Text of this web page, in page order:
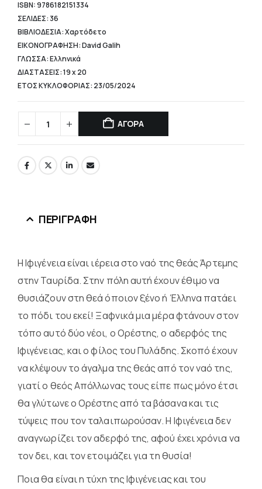
8,50 €.
ISBN: 9786182151334
ΣΕΛΙΔΕΣ: 36
ΒΙΒΛΙΟΔΕΣΙΑ: Χαρτόδετο
ΕΙΚΟΝΟΓΡΑΦΗΣΗ: David Galih
ΓΛΩΣΣΑ: Ελληνικά
ΔΙΑΣΤΑΣΕΙΣ: 19 x 20
ΕΤΟΣ ΚΥΚΛΟΦΟΡΙΑΣ: 23/05/2024
ΑΓΟΡΑ
ΠΕΡΙΓΡΑΦΉ
Η Ιφιγένεια είναι ιέρεια στο ναό της θεάς Άρτεμης
στην Ταυρίδα. Στην πόλη αυτή έχουν έθιμο να
θυσιάζουν στη θεά όποιον ξένο ή Έλληνα πατάει
το πόδι του εκεί! Ξαφνικά μια μέρα φτάνουν στον
τόπο αυτό δύο νέοι, ο Ορέστης, ο αδερφός της
Ιφιγένειας, και ο φίλος του Πυλάδης. Σκοπό έχουν
να κλέψουν το άγαλμα της θεάς από τον ναό της,
γιατί ο θεός Απόλλωνας τους είπε πως μόνο έτσι
θα γλύτωνε ο Ορέστης από τα βάσανα και τις
τύψεις που τον ταλαιπωρούσαν. Η Ιφιγένεια δεν
αναγνωρίζει τον αδερφό της, αφού έχει χρόνια να
τον δει, και τον ετοιμάζει για τη θυσία!
Ποια θα είναι η τύχη της Ιφιγένειας και του